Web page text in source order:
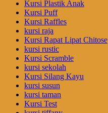
Kursi Plastik Anak
Kursi Puff
Kursi Raffles
kursi raja
Kursi Rapat Lipat Chitose
kursi rustic
Kursi Scramble
kursi sekolah
Kursi Silang Kayu
kursi susun
kursi taman
Kursi Test